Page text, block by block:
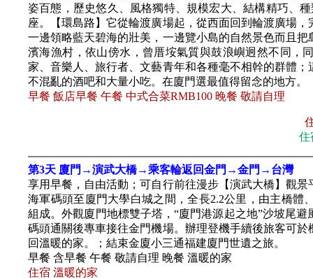
姿百態，歷史悠久、風格獨特、規模宏大、結構精巧、
座。【環島路】它從輪渡廣場起，從西面回到輪渡廣場
一邊領略藍天碧海的壯美，一邊覽小島的自然景色而且
濱海漁村，依山傍水，曾厝垵氣質與鼓浪嶼迥然不同，
家、音樂人、旅行者、文藝青年和各種毫不相幹的群體
不混亂的酒吧和大量小吃。在廈門選最值得留念的地方。
早餐 飯店早餐 午餐 中式合菜RMB100 晚餐 敬請自理
住
第3天 廈門→演武大橋→乘客輪返回金門→金門→台灣
享用早餐，自由活動；可自行前往漫步【演武大橋】觀
海軍碼頭至廈門大學白城之間，全長2.2公里，由主橋
組成。外觀廈門地標雙子塔，“廈門港源起之地”沙坡尾
碼頭通關後專車接往金門機場。辦理登機手續後旅客可
回溫暖的家。；結束金廈小三通福建廈門世遺之旅。
早餐 含早餐 午餐 敬請自理 晚餐 溫暖的家
住宿 溫暖的家